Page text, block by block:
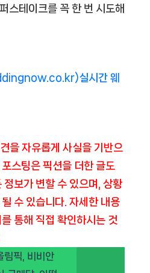
스테이크를 꼭 한 번 시도해
실시간 웨
을 자유롭게 사실을 기반으
스팅은 픽션을 더한 글도
정보가 변할 수 있으며, 상황
수 있습니다. 자세한 내용
통해 직접 확인하시는 것
픽, 비비안